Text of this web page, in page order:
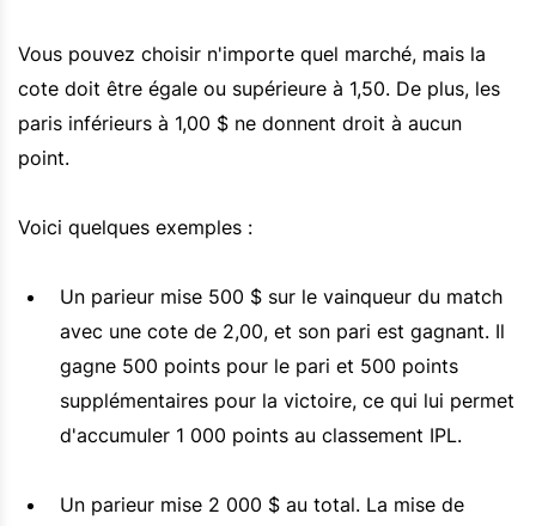
Vous pouvez choisir n'importe quel marché, mais la
cote doit être égale ou supérieure à 1,50. De plus, les
paris inférieurs à 1,00 $ ne donnent droit à aucun
point.
Voici quelques exemples :
Un parieur mise 500 $ sur le vainqueur du match
avec une cote de 2,00, et son pari est gagnant. Il
gagne 500 points pour le pari et 500 points
supplémentaires pour la victoire, ce qui lui permet
d'accumuler 1 000 points au classement IPL.
Un parieur mise 2 000 $ au total. La mise de